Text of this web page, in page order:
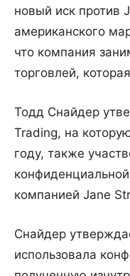
новый иск против
американского
что компания
торговлей,
Тодд Снайдер
Trading, на
году, также
компанией Jane
Снайдер
использовала